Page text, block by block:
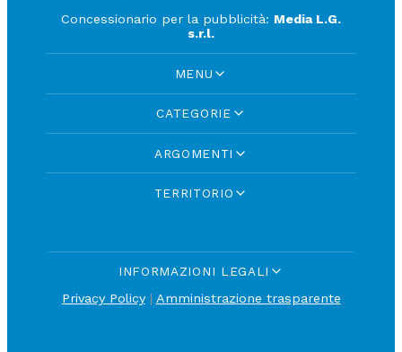
Concessionario per la pubblicità: Media L.G.
s.r.l.
MENU
CATEGORIE
ARGOMENTI
TERRITORIO
INFORMAZIONI LEGALI
Privacy Policy| Amministrazione trasparente